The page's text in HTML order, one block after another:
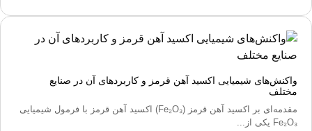
واکنش‌های شیمیایی اکسید آهن قرمز و کاربردهای آن در صنایع
مختلف
مقدمه‌ای بر اکسید آهن قرمز (Fe₂O₃) اکسید آهن قرمز با فرمول شیمیایی
Fe₂O₃ یکی از...